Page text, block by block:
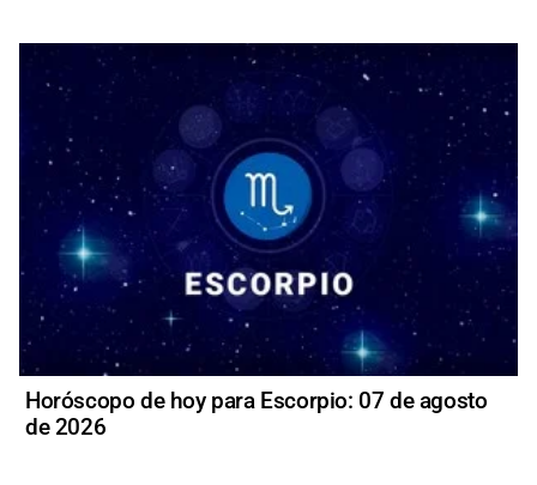
Horóscopo de hoy para Escorpio: 07 de agosto
de 2026